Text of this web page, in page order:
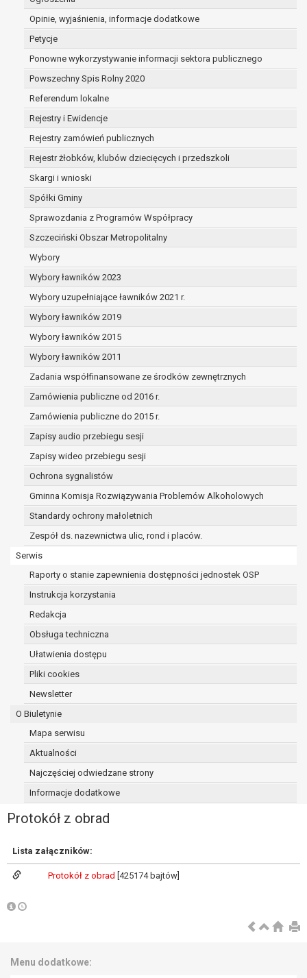
Opinie, wyjaśnienia, informacje dodatkowe
Petycje
Ponowne wykorzystywanie informacji sektora publicznego
Powszechny Spis Rolny 2020
Referendum lokalne
Rejestry i Ewidencje
Rejestry zamówień publicznych
Rejestr żłobków, klubów dziecięcych i przedszkoli
Skargi i wnioski
Spółki Gminy
Sprawozdania z Programów Współpracy
Szczeciński Obszar Metropolitalny
Wybory
Wybory ławników 2023
Wybory uzupełniające ławników 2021 r.
Wybory ławników 2019
Wybory ławników 2015
Wybory ławników 2011
Zadania współfinansowane ze środków zewnętrznych
Zamówienia publiczne od 2016 r.
Zamówienia publiczne do 2015 r.
Zapisy audio przebiegu sesji
Zapisy wideo przebiegu sesji
Ochrona sygnalistów
Gminna Komisja Rozwiązywania Problemów Alkoholowych
Standardy ochrony małoletnich
Zespół ds. nazewnictwa ulic, rond i placów.
Serwis
Raporty o stanie zapewnienia dostępności jednostek OSP
Instrukcja korzystania
Redakcja
Obsługa techniczna
Ułatwienia dostępu
Pliki cookies
Newsletter
O Biuletynie
Mapa serwisu
Aktualności
Najczęściej odwiedzane strony
Informacje dodatkowe
Protokół z obrad
Lista załączników:
Protokół z obrad [425174 bajtów]
Menu dodatkowe:
dane są nieprawidłowe lub
niekompletne;
osobowych (tzw. prawo do bycia
zapomnianym) na podstawie art. 17 RODO,
w przypadku gdy:
dane nie są już niezbędne do celów,
sposób przetwarzane,
osoba, której dane dotyczą, wniosła
sprzeciw wobec przetwarzania
osoba, której dane dotyczą wycofała
osobowych, która jest podstawą
przetwarzania danych i nie ma innej
podstawy prawnej przetwarzania
dane osobowe przetwarzane są
niezgodnie z prawem,
dane osobowe muszą być usunięte w
celu wywiązania się z obowiązku
wynikającego z przepisów prawa;
prawo do żądania ograniczenia
przetwarzania danych osobowych na
podstawie art. 18 RODO, w przypadku gdy:
osoba, której dane dotyczą
kwestionuje prawidłowość danych
osobowych – na okres pozwalający
administratorowi sprawdzić
prawidłowość tych danych,
przetwarzanie danych jest niezgodne
z prawem, a osoba, której dane
dotyczą, sprzeciwia się usunięciu
danych, żądając w zamian ich
ograniczenia,
której dane dotyczą, potrzebuje ich do
ustalenia, obrony lub dochodzenia
osoba, której dane dotyczą, wniosła
sprzeciw wobec przetwarzania
danych - do czasu ustalenia czy
stronie administratora są nadrzędne
podstawie art. 20 RODO, w przypadku gdy
łącznie spełnione są następujące przesłanki:
przetwarzanie danych odbywa się na
podstawie umowy zawartej z osobą,
której dane dotyczą lub na podstawie
zgody wyrażonej przez tą osobę,
przetwarzanie odbywa się w sposób
prawo sprzeciwu wobec przetwarzania
danych na podstawie art. 21 RODO, wobec
przetwarzania danych osobowych, którego
wykonania zadania realizowanego w